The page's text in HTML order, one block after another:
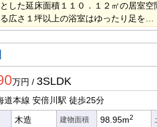
した延床面積１１０．１２㎡の居室
広さ１坪以上の浴室はゆったり足を…
万円 / 3SLDK
道本線 安倍川駅 徒歩25分
木造 建物面積 98.95m2